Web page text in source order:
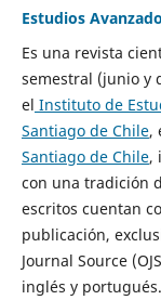
Estudios
Es una revista
semestral (junio y
el Instituto de
Santiago de Chile,
Santiago de Chile,
con una tradición
escritos cuentan
publicación,
Journal Source
inglés y